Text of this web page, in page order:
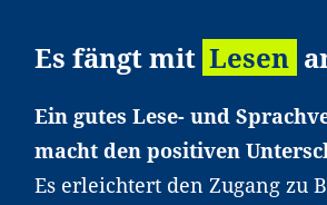
Es fängt mit Lesen
Ein gutes Lese- und
macht den positiven
Es erleichtert den Zugang zu